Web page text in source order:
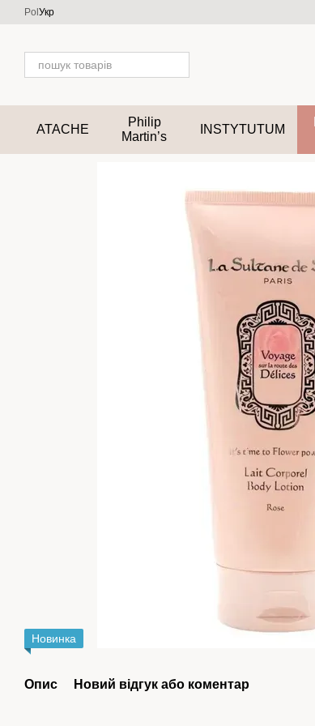
Перейти до основного контенту
Pol Укр
ATACHE
Philip
Martin’s
INSTYTUTUM
Новинка
Опис Новий відгук або коментар